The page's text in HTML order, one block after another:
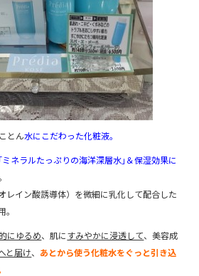
とん水にこだわった化粧液。
ミネラルたっぷりの海洋深層水｣＆保湿効果に
オレイン酸誘導体）を微細に乳化して配合した
にゆるめ、肌にすみやかに浸透して、美容成
と届け、 あとから使う化粧水をぐっと引き込